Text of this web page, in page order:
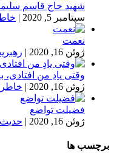
شهید حاج قاسم
سپتامبر 5, 2020
|
نعمت
ژوئن 16, 2020
|
وقتی یادِ من
ژوئن 16, 2020
|
فضیلت تواضع
ژوئن 16, 2020
| حدیث
برچسب ها